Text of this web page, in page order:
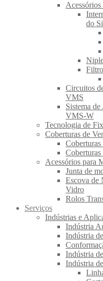
Acessórios
do
Circuitos
VMS
Sistema
VMS-W
Tecnologia de
Coberturas de
Acessórios para
Junta de
Escova de
Vidro
Rolos
Serviços
Indústrias e
Indústria
Indústria
Indústria
Indústria